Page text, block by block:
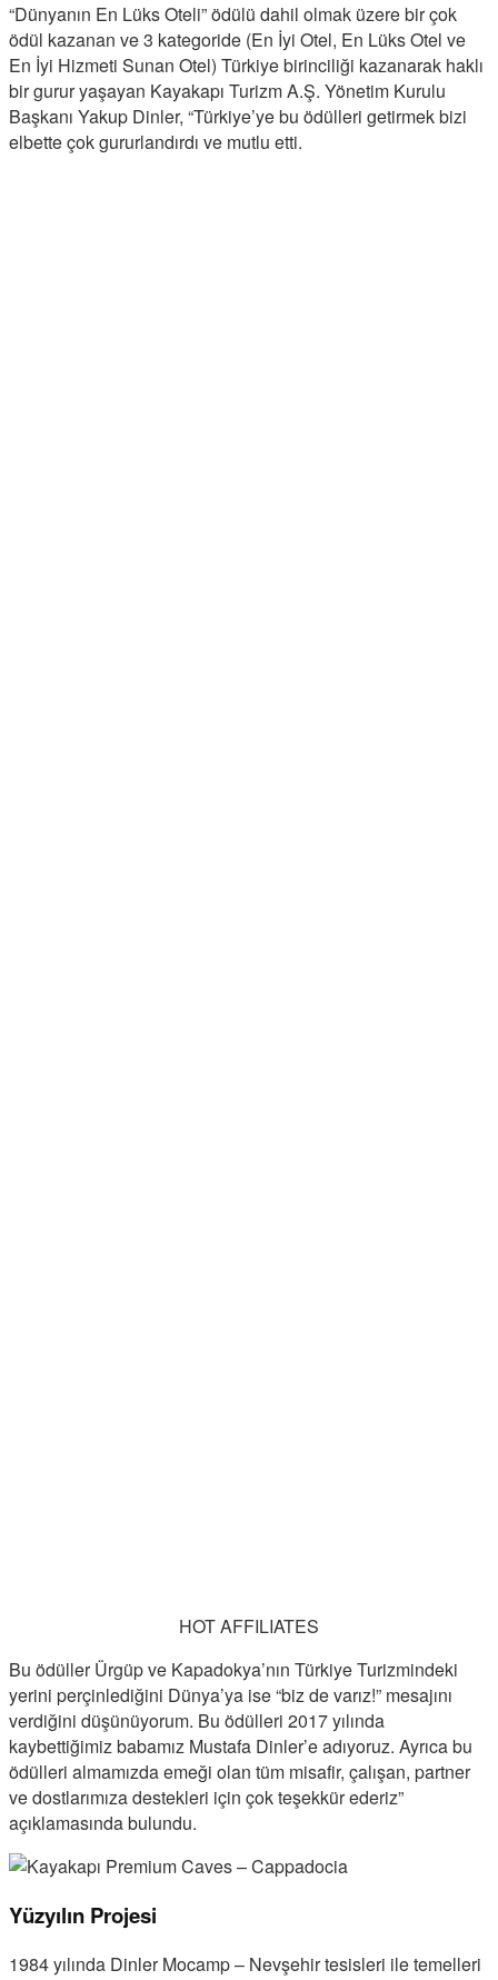
“Dünyanın En Lüks Oteli” ödülü dahil olmak üzere bir çok
ödül kazanan ve 3 kategoride (En İyi Otel, En Lüks Otel ve
En İyi Hizmeti Sunan Otel) Türkiye birinciliği kazanarak haklı
bir gurur yaşayan Kayakapı Turizm A.Ş. Yönetim Kurulu
Başkanı Yakup Dinler, “Türkiye’ye bu ödülleri getirmek bizi
elbette çok gururlandırdı ve mutlu etti.
HOT AFFILIATES
Bu ödüller Ürgüp ve Kapadokya’nın Türkiye Turizmindeki
yerini perçinlediğini Dünya’ya ise “biz de varız!” mesajını
verdiğini düşünüyorum. Bu ödülleri 2017 yılında
kaybettiğimiz babamız Mustafa Dinler’e adıyoruz. Ayrıca bu
ödülleri almamızda emeği olan tüm misafir, çalışan, partner
ve dostlarımıza destekleri için çok teşekkür ederiz”
açıklamasında bulundu.
Yüzyılın Projesi
1984 yılında Dinler Mocamp – Nevşehir tesisleri ile temelleri